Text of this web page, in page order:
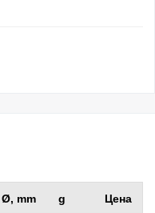
Ø, mm g Цена